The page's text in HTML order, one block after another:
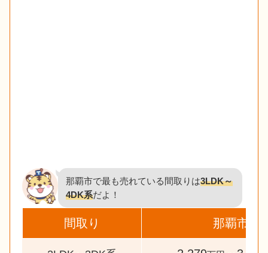
那覇市で最も売れている間取りは3LDK～
4DK系だよ！
間取り 那覇市